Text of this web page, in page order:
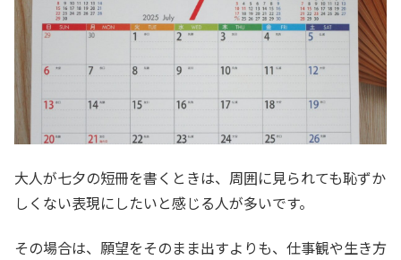
大人が七夕の短冊を書くときは、周囲に見られても恥ずか
しくない表現にしたいと感じる人が多いです。
その場合は、願望をそのまま出すよりも、仕事観や生き方